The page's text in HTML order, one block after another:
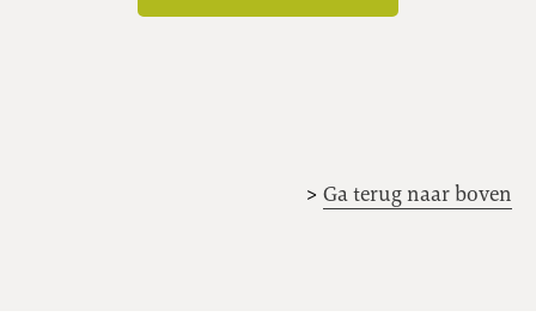
> Ga terug naar boven